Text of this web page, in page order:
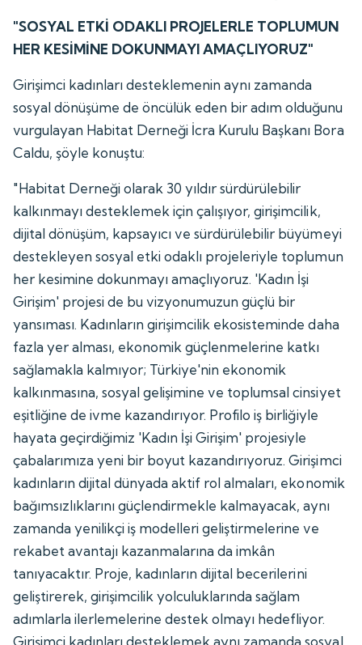
"SOSYAL ETKİ ODAKLI PROJELERLE TOPLUMUN
HER KESİMİNE DOKUNMAYI AMAÇLIYORUZ"
Girişimci kadınları desteklemenin aynı zamanda
sosyal dönüşüme de öncülük eden bir adım olduğunu
vurgulayan Habitat Derneği İcra Kurulu Başkanı Bora
Caldu, şöyle konuştu:
"Habitat Derneği olarak 30 yıldır sürdürülebilir
kalkınmayı desteklemek için çalışıyor, girişimcilik,
dijital dönüşüm, kapsayıcı ve sürdürülebilir büyümeyi
destekleyen sosyal etki odaklı projeleriyle toplumun
her kesimine dokunmayı amaçlıyoruz. 'Kadın İşi
Girişim' projesi de bu vizyonumuzun güçlü bir
yansıması. Kadınların girişimcilik ekosisteminde daha
fazla yer alması, ekonomik güçlenmelerine katkı
sağlamakla kalmıyor; Türkiye'nin ekonomik
kalkınmasına, sosyal gelişimine ve toplumsal cinsiyet
eşitliğine de ivme kazandırıyor. Profilo iş birliğiyle
hayata geçirdiğimiz 'Kadın İşi Girişim' projesiyle
çabalarımıza yeni bir boyut kazandırıyoruz. Girişimci
kadınların dijital dünyada aktif rol almaları, ekonomik
bağımsızlıklarını güçlendirmekle kalmayacak, aynı
zamanda yenilikçi iş modelleri geliştirmelerine ve
rekabet avantajı kazanmalarına da imkân
tanıyacaktır. Proje, kadınların dijital becerilerini
geliştirerek, girişimcilik yolculuklarında sağlam
adımlarla ilerlemelerine destek olmayı hedefliyor.
Girişimci kadınları desteklemek aynı zamanda sosyal